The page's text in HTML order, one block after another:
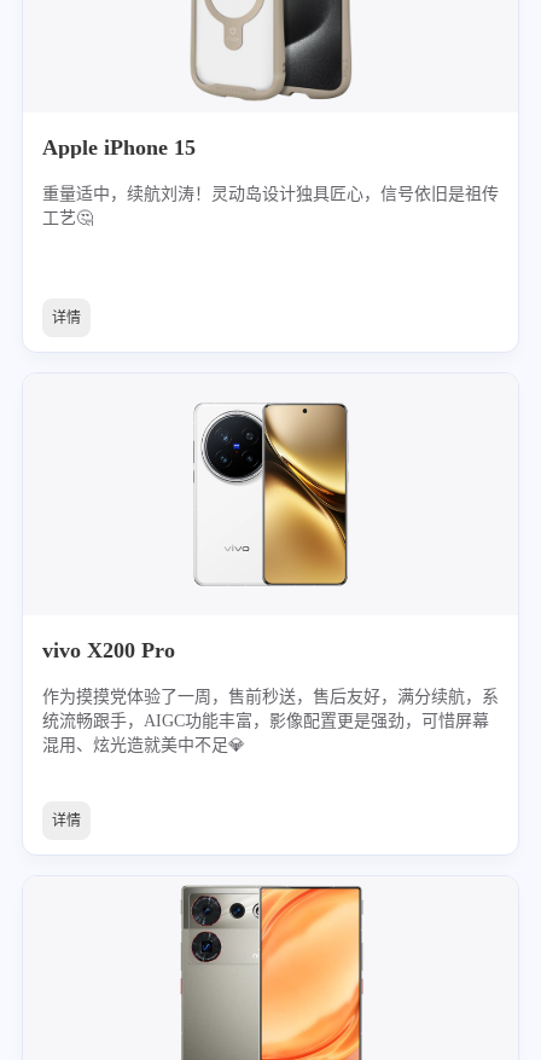
Apple iPhone 15
重量适中，续航刘涛！灵动岛设计独具匠心，信号依旧是祖传
工艺🤔
详情
vivo X200 Pro
作为摸摸党体验了一周，售前秒送，售后友好，满分续航，系
统流畅跟手，AIGC功能丰富，影像配置更是强劲，可惜屏幕
混用、炫光造就美中不足💎
详情